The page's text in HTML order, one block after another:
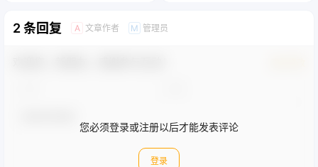
2 条回复 A 文章作者 M 管理员
您必须登录或注册以后才能发表评论
登录